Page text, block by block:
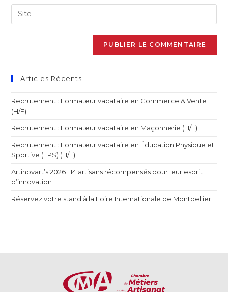
Articles Récents
Recrutement : Formateur vacataire en Commerce & Vente
(H/F)
Recrutement : Formateur vacataire en Maçonnerie (H/F)
Recrutement : Formateur vacataire en Éducation Physique et
Sportive (EPS) (H/F)
Artinovart’s 2026 : 14 artisans récompensés pour leur esprit
d’innovation
Réservez votre stand à la Foire Internationale de Montpellier